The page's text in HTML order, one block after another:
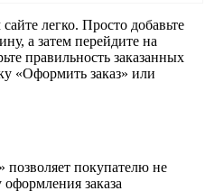
легко. Просто добавьте
а затем перейдите на
правильность заказанных
«Оформить заказ» или
покупателю не
заказа